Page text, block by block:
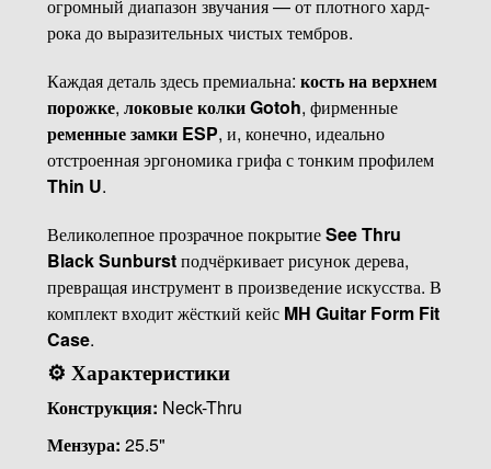
огромный диапазон звучания — от плотного хард-
рока до выразительных чистых тембров.
Каждая деталь здесь премиальна: кость на верхнем
порожке, локовые колки Gotoh, фирменные
ременные замки ESP, и, конечно, идеально
отстроенная эргономика грифа с тонким профилем
Thin U.
Великолепное прозрачное покрытиеSee Thru
Black Sunburstподчёркивает рисунок дерева,
превращая инструмент в произведение искусства. В
комплект входит жёсткий кейс MH Guitar Form Fit
Case.
⚙️ Характеристики
Конструкция: Neck-Thru
Мензура: 25.5"